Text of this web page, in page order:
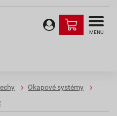
MENU
Okapové systémy